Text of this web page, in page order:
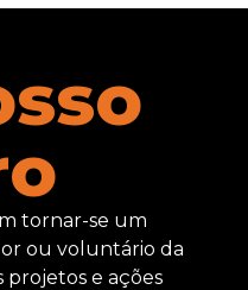
tornar-se um
ou voluntário da
projetos e ações